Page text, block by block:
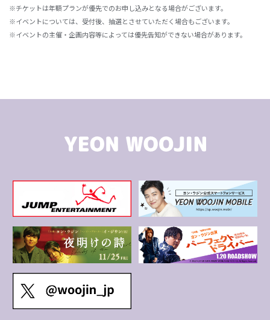
※チケットは年額プランが優先でのお申し込みとなる場合がございます。
※イベントについては、受付後、抽選とさせていただく場合もございます。
※イベントの主催・企画内容等によっては優先告知ができない場合があります。